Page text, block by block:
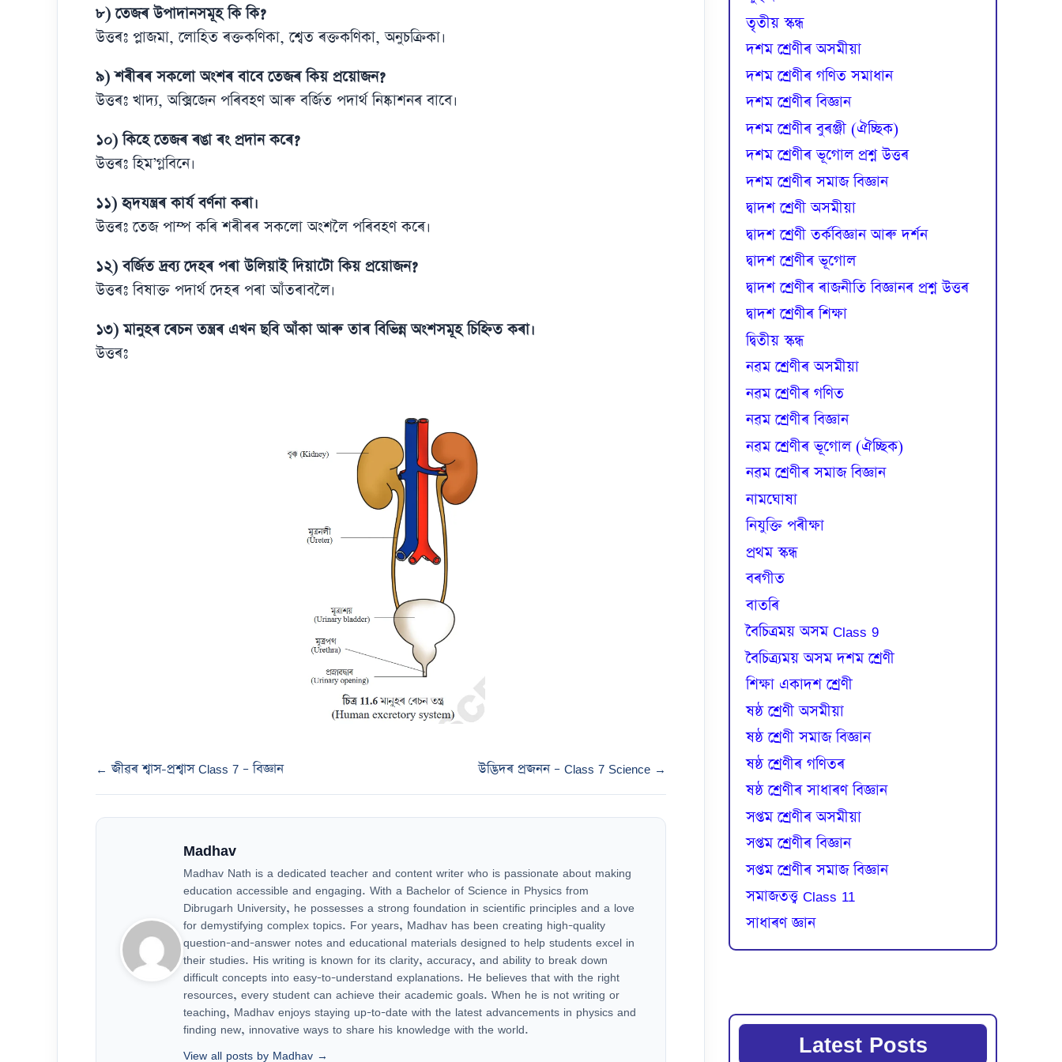
৮) তেজৰ উপাদানসমূহ কি কি?
উত্তৰঃ প্লাজমা, লোহিত ৰক্তকণিকা, শ্বেত ৰক্তকণিকা, অনুচক্ৰিকা।
৯) শৰীৰৰ সকলো অংশৰ বাবে তেজৰ কিয় প্ৰয়োজন?
উত্তৰঃ খাদ্য, অক্সিজেন পৰিবহণ আৰু বৰ্জিত পদাৰ্থ নিষ্কাশনৰ বাবে।
১০) কিহে তেজৰ ৰঙা ৰং প্ৰদান কৰে?
উত্তৰঃ হিম’গ্লবিনে।
১১) হৃদযন্ত্ৰৰ কাৰ্য বৰ্ণনা কৰা।
উত্তৰঃ তেজ পাম্প কৰি শৰীৰৰ সকলো অংশলৈ পৰিবহণ কৰে।
১২) বৰ্জিত দ্ৰব্য দেহৰ পৰা উলিয়াই দিয়াটো কিয় প্ৰয়োজন?
উত্তৰঃ বিষাক্ত পদাৰ্থ দেহৰ পৰা আঁতৰাবলৈ।
১৩) মানুহৰ ৰেচন তন্ত্ৰৰ এখন ছবি আঁকা আৰু তাৰ বিভিন্ন অংশসমূহ চিহ্নিত কৰা।
উত্তৰঃ
← জীৱৰ শ্বাস-প্ৰশ্বাস Class 7 – বিজ্ঞান উদ্ভিদৰ প্ৰজনন – Class 7 Science →
Madhav
Madhav Nath is a dedicated teacher and content writer who is passionate about making
education accessible and engaging. With a Bachelor of Science in Physics from
Dibrugarh University, he possesses a strong foundation in scientific principles and a love
for demystifying complex topics. For years, Madhav has been creating high-quality
question-and-answer notes and educational materials designed to help students excel in
their studies. His writing is known for its clarity, accuracy, and ability to break down
difficult concepts into easy-to-understand explanations. He believes that with the right
resources, every student can achieve their academic goals. When he is not writing or
teaching, Madhav enjoys staying up-to-date with the latest advancements in physics and
finding new, innovative ways to share his knowledge with the world.
View all posts by Madhav →
তৃতীয় স্কন্ধ
দশম শ্ৰেণীৰ অসমীয়া
দশম শ্ৰেণীৰ গণিত সমাধান
দশম শ্ৰেণীৰ বিজ্ঞান
দশম শ্ৰেণীৰ বুৰঞ্জী (ঐচ্ছিক)
দশম শ্ৰেণীৰ ভূগোল প্ৰশ্ন উত্তৰ
দশম শ্ৰেণীৰ সমাজ বিজ্ঞান
দ্বাদশ শ্ৰেণী অসমীয়া
দ্বাদশ শ্ৰেণী তৰ্কবিজ্ঞান আৰু দৰ্শন
দ্বাদশ শ্ৰেণীৰ ভূগোল
দ্বাদশ শ্ৰেণীৰ ৰাজনীতি বিজ্ঞানৰ প্ৰশ্ন উত্তৰ
দ্বাদশ শ্ৰেণীৰ শিক্ষা
দ্বিতীয় স্কন্ধ
নৱম শ্ৰেণীৰ অসমীয়া
নৱম শ্ৰেণীৰ গণিত
নৱম শ্ৰেণীৰ বিজ্ঞান
নৱম শ্ৰেণীৰ ভূগোল (ঐচ্ছিক)
নৱম শ্ৰেণীৰ সমাজ বিজ্ঞান
নামঘোষা
নিযুক্তি পৰীক্ষা
প্রথম স্কন্ধ
বৰগীত
বাতৰি
বৈচিত্রময় অসম Class 9
বৈচিত্র্যময় অসম দশম শ্ৰেণী
শিক্ষা একাদশ শ্ৰেণী
ষষ্ঠ শ্ৰেণী অসমীয়া
ষষ্ঠ শ্ৰেণী সমাজ বিজ্ঞান
ষষ্ঠ শ্ৰেণীৰ গণিতৰ
ষষ্ঠ শ্ৰেণীৰ সাধাৰণ বিজ্ঞান
সপ্তম শ্ৰেণীৰ অসমীয়া
সপ্তম শ্ৰেণীৰ বিজ্ঞান
সপ্তম শ্ৰেণীৰ সমাজ বিজ্ঞান
সমাজতত্ত্ব Class 11
সাধাৰণ জ্ঞান
Latest Posts